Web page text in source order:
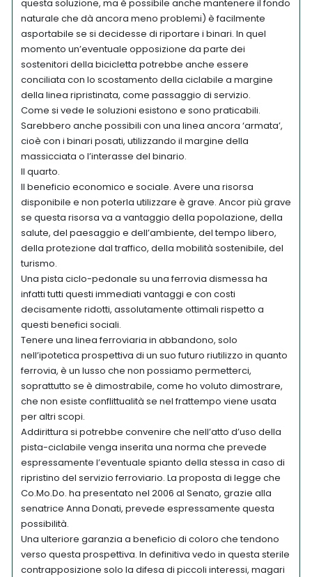
questa soluzione, ma è possibile anche mantenere il fondo
naturale che dà ancora meno problemi) è facilmente
asportabile se si decidesse di riportare i binari. In quel
momento un’eventuale opposizione da parte dei
sostenitori della bicicletta potrebbe anche essere
conciliata con lo scostamento della ciclabile a margine
della linea ripristinata, come passaggio di servizio.
Come si vede le soluzioni esistono e sono praticabili.
Sarebbero anche possibili con una linea ancora ‘armata’,
cioè con i binari posati, utilizzando il margine della
massicciata o l’interasse del binario.
Il quarto.
Il beneficio economico e sociale. Avere una risorsa
disponibile e non poterla utilizzare è grave. Ancor più grave
se questa risorsa va a vantaggio della popolazione, della
salute, del paesaggio e dell’ambiente, del tempo libero,
della protezione dal traffico, della mobilità sostenibile, del
turismo.
Una pista ciclo-pedonale su una ferrovia dismessa ha
infatti tutti questi immediati vantaggi e con costi
decisamente ridotti, assolutamente ottimali rispetto a
questi benefici sociali.
Tenere una linea ferroviaria in abbandono, solo
nell’ipotetica prospettiva di un suo futuro riutilizzo in quanto
ferrovia, è un lusso che non possiamo permetterci,
soprattutto se è dimostrabile, come ho voluto dimostrare,
che non esiste conflittualità se nel frattempo viene usata
per altri scopi.
Addirittura si potrebbe convenire che nell’atto d’uso della
pista-ciclabile venga inserita una norma che prevede
espressamente l’eventuale spianto della stessa in caso di
ripristino del servizio ferroviario. La proposta di legge che
Co.Mo.Do. ha presentato nel 2006 al Senato, grazie alla
senatrice Anna Donati, prevede espressamente questa
possibilità.
Una ulteriore garanzia a beneficio di coloro che tendono
verso questa prospettiva. In definitiva vedo in questa sterile
contrapposizione solo la difesa di piccoli interessi, magari